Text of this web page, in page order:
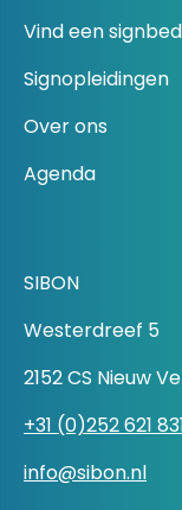
Vind een
Signopleidingen
Over ons
Agenda
SIBON
Westerdreef 5
2152 CS Nieuw
+31 (0)252 621
info@sibon.nl